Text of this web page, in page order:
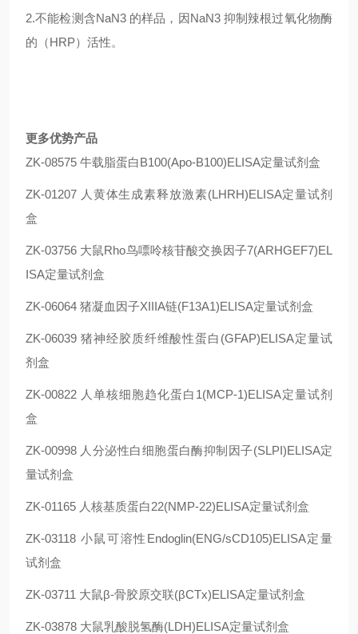
2.不能检测含NaN3 的样品，因NaN3 抑制辣根过氧化物酶
的（HRP）活性。
更多优势产品
ZK-08575 牛载脂蛋白B100(Apo-B100)ELISA定量试剂盒
ZK-01207 人黄体生成素释放激素(LHRH)ELISA定量试剂
盒
ZK-03756 大鼠Rho鸟嘌呤核苷酸交换因子7(ARHGEF7)EL
ISA定量试剂盒
ZK-06064 猪凝血因子XIIIA链(F13A1)ELISA定量试剂盒
ZK-06039 猪神经胶质纤维酸性蛋白(GFAP)ELISA定量试
剂盒
ZK-00822 人单核细胞趋化蛋白1(MCP-1)ELISA定量试剂
盒
ZK-00998 人分泌性白细胞蛋白酶抑制因子(SLPI)ELISA定
量试剂盒
ZK-01165 人核基质蛋白22(NMP-22)ELISA定量试剂盒
ZK-03118 小鼠可溶性Endoglin(ENG/sCD105)ELISA定量
试剂盒
ZK-03711 大鼠β-骨胶原交联(βCTx)ELISA定量试剂盒
ZK-03878 大鼠乳酸脱氢酶(LDH)ELISA定量试剂盒